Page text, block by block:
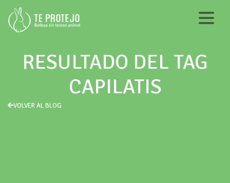
RESULTADO DEL TAG
CAPILATIS
VOLVER AL BLOG